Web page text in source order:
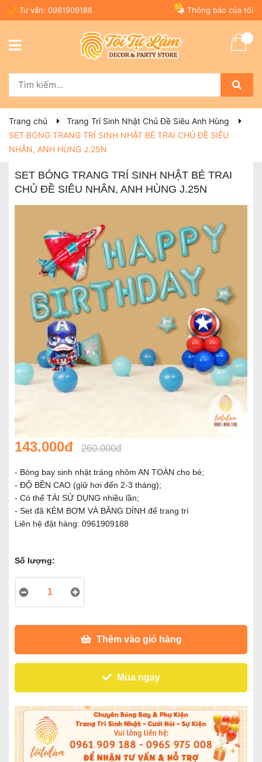
Tư vấn: 0961909188 Thông báo của tôi
53
Trang chủ
Trang Trí Sinh Nhật Chủ Đề Siêu Anh Hùng
SET BÓNG TRANG TRÍ SINH NHẬT BÉ TRAI CHỦ ĐỀ SIÊU
NHÂN, ANH HÙNG J.25N
SET BÓNG TRANG TRÍ SINH NHẬT BÉ TRAI
CHỦ ĐỀ SIÊU NHÂN, ANH HÙNG J.25N
143.000đ 260.000đ
- Bóng bay sinh nhật tráng nhôm AN TOÀN cho bé;
- ĐỘ BỀN CAO (giữ hơi đến 2-3 tháng);
- Có thể TÁI SỬ DỤNG nhiều lần;
- Set đã KÈM BƠM VÀ BĂNG DÍNH để trang trí
Liên hệ đặt hàng: 0961909188
Số lượng:
Thêm vào giỏ hàng
Mua ngay